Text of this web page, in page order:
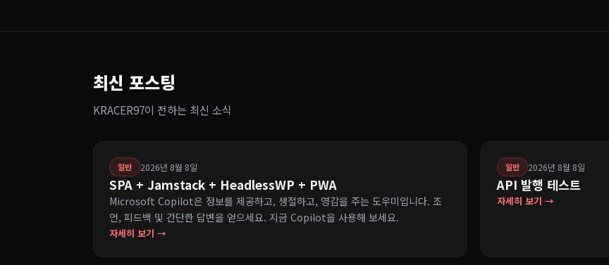
최신 포스팅
KRACER97이 전하는 최신 소식
일반 2026년 8월 8일
SPA + Jamstack + HeadlessWP + PWA
Microsoft Copilot은 정보를 제공하고, 생절하고, 영감을 주는 도우미입니다. 조
언, 피드백 및 간단한 답변을 얻으세요. 지금 Copilot을 사용해 보세요.
자세히 보기 →
일반 2026년 8월 8일
API 발행 테스트
자세히 보기 →